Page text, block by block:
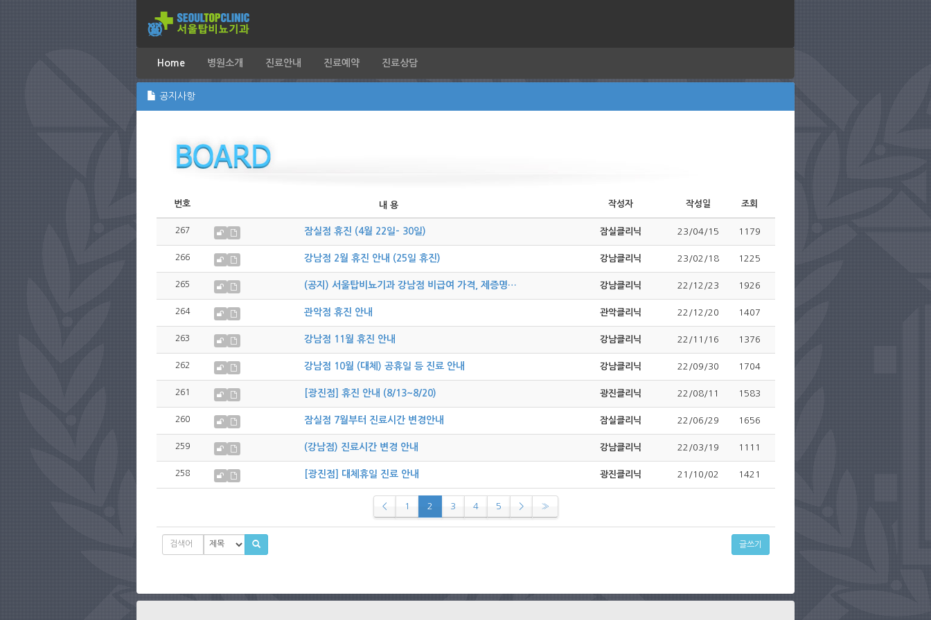
Home 병원소개 진료안내 진료예약 진료상담
공지사항
번호 내 용 작성자 작성일 조회
267 잠실점 휴진 (4월 22일- 30일) 잠실클리닉 23/04/15 1179
266 강남점 2월 휴진 안내 (25일 휴진) 강남클리닉 23/02/18 1225
265 (공지) 서울탑비뇨기과 강남점 비급여 가격, 제증명… 강남클리닉 22/12/23 1926
264 관악점 휴진 안내 관악클리닉 22/12/20 1407
263 강남점 11월 휴진 안내 강남클리닉 22/11/16 1376
262 강남점 10월 (대체) 공휴일 등 진료 안내 강남클리닉 22/09/30 1704
261 [광진점] 휴진 안내 (8/13~8/20) 광진클리닉 22/08/11 1583
260 잠실점 7월부터 진료시간 변경안내 잠실클리닉 22/06/29 1656
259 (강남점) 진료시간 변경 안내 강남클리닉 22/03/19 1111
258 [광진점] 대체휴일 진료 안내 광진클리닉 21/10/02 1421
< 1 2 3 4 5 > »
글쓰기